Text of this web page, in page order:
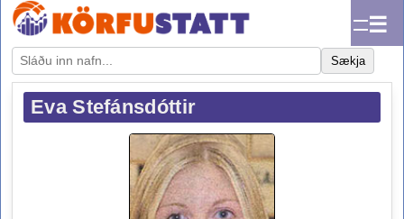
☰
Sækja
Eva Stefánsdóttir